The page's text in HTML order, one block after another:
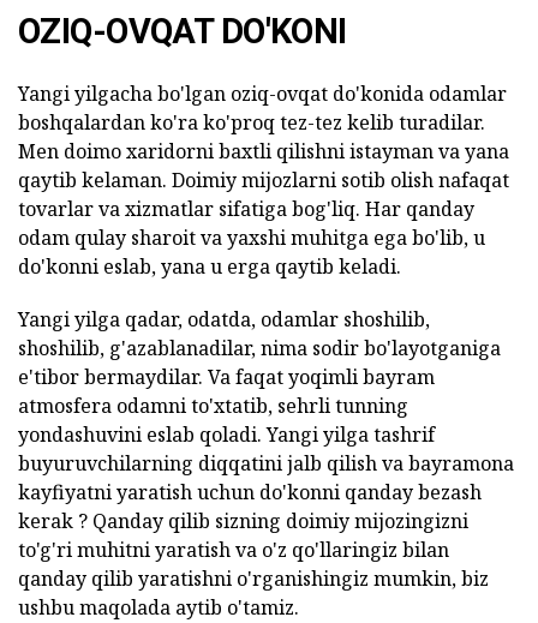
OZIQ-OVQAT DO'KONI
Yangi yilgacha bo'lgan oziq-ovqat do'konida odamlar
boshqalardan ko'ra ko'proq tez-tez kelib turadilar.
Men doimo xaridorni baxtli qilishni istayman va yana
qaytib kelaman. Doimiy mijozlarni sotib olish nafaqat
tovarlar va xizmatlar sifatiga bog'liq. Har qanday
odam qulay sharoit va yaxshi muhitga ega bo'lib, u
do'konni eslab, yana u erga qaytib keladi.
Yangi yilga qadar, odatda, odamlar shoshilib,
shoshilib, g'azablanadilar, nima sodir bo'layotganiga
e'tibor bermaydilar. Va faqat yoqimli bayram
atmosfera odamni to'xtatib, sehrli tunning
yondashuvini eslab qoladi. Yangi yilga tashrif
buyuruvchilarning diqqatini jalb qilish va bayramona
kayfiyatni yaratish uchun do'konni qanday bezash
kerak ? Qanday qilib sizning doimiy mijozingizni
to'g'ri muhitni yaratish va o'z qo'llaringiz bilan
qanday qilib yaratishni o'rganishingiz mumkin, biz
ushbu maqolada aytib o'tamiz.